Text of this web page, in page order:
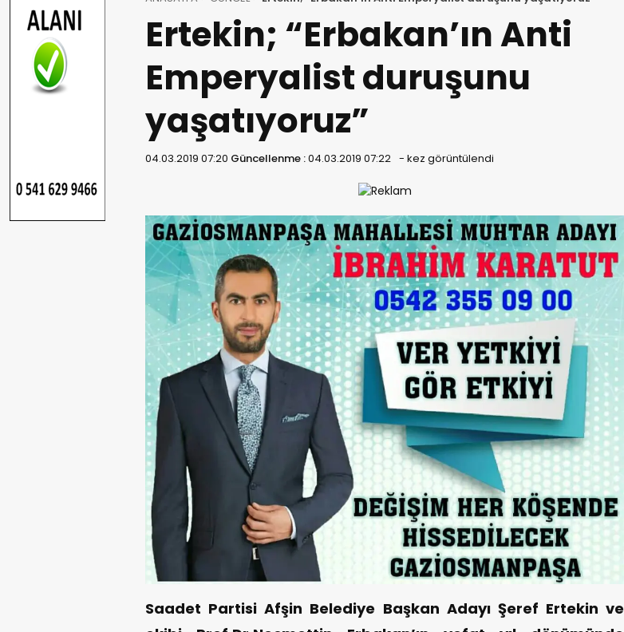
Ertekin; “Erbakan’ın Anti
Emperyalist duruşunu
yaşatıyoruz”
04.03.2019 07:20 Güncellenme :04.03.2019 07:22 - kez görüntülendi
Saadet Partisi Afşin Belediye Başkan Adayı Şeref Ertekin ve